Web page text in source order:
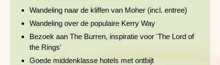
Wandeling naar de kliffen van Moher (incl. entree)
Wandeling over de populaire Kerry Way
Bezoek aan The Burren, inspiratie voor 'The Lord of
the Rings'
Goede middenklasse hotels met ontbijt